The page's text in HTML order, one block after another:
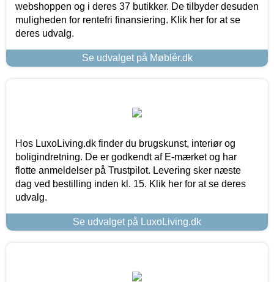
webshoppen og i deres 37 butikker. De tilbyder desuden
muligheden for rentefri finansiering. Klik her for at se
deres udvalg.
Se udvalget på Møblér.dk
Hos LuxoLiving.dk finder du brugskunst, interiør og
boligindretning. De er godkendt af E-mærket og har
flotte anmeldelser på Trustpilot. Levering sker næste
dag ved bestilling inden kl. 15. Klik her for at se deres
udvalg.
Se udvalget på LuxoLiving.dk